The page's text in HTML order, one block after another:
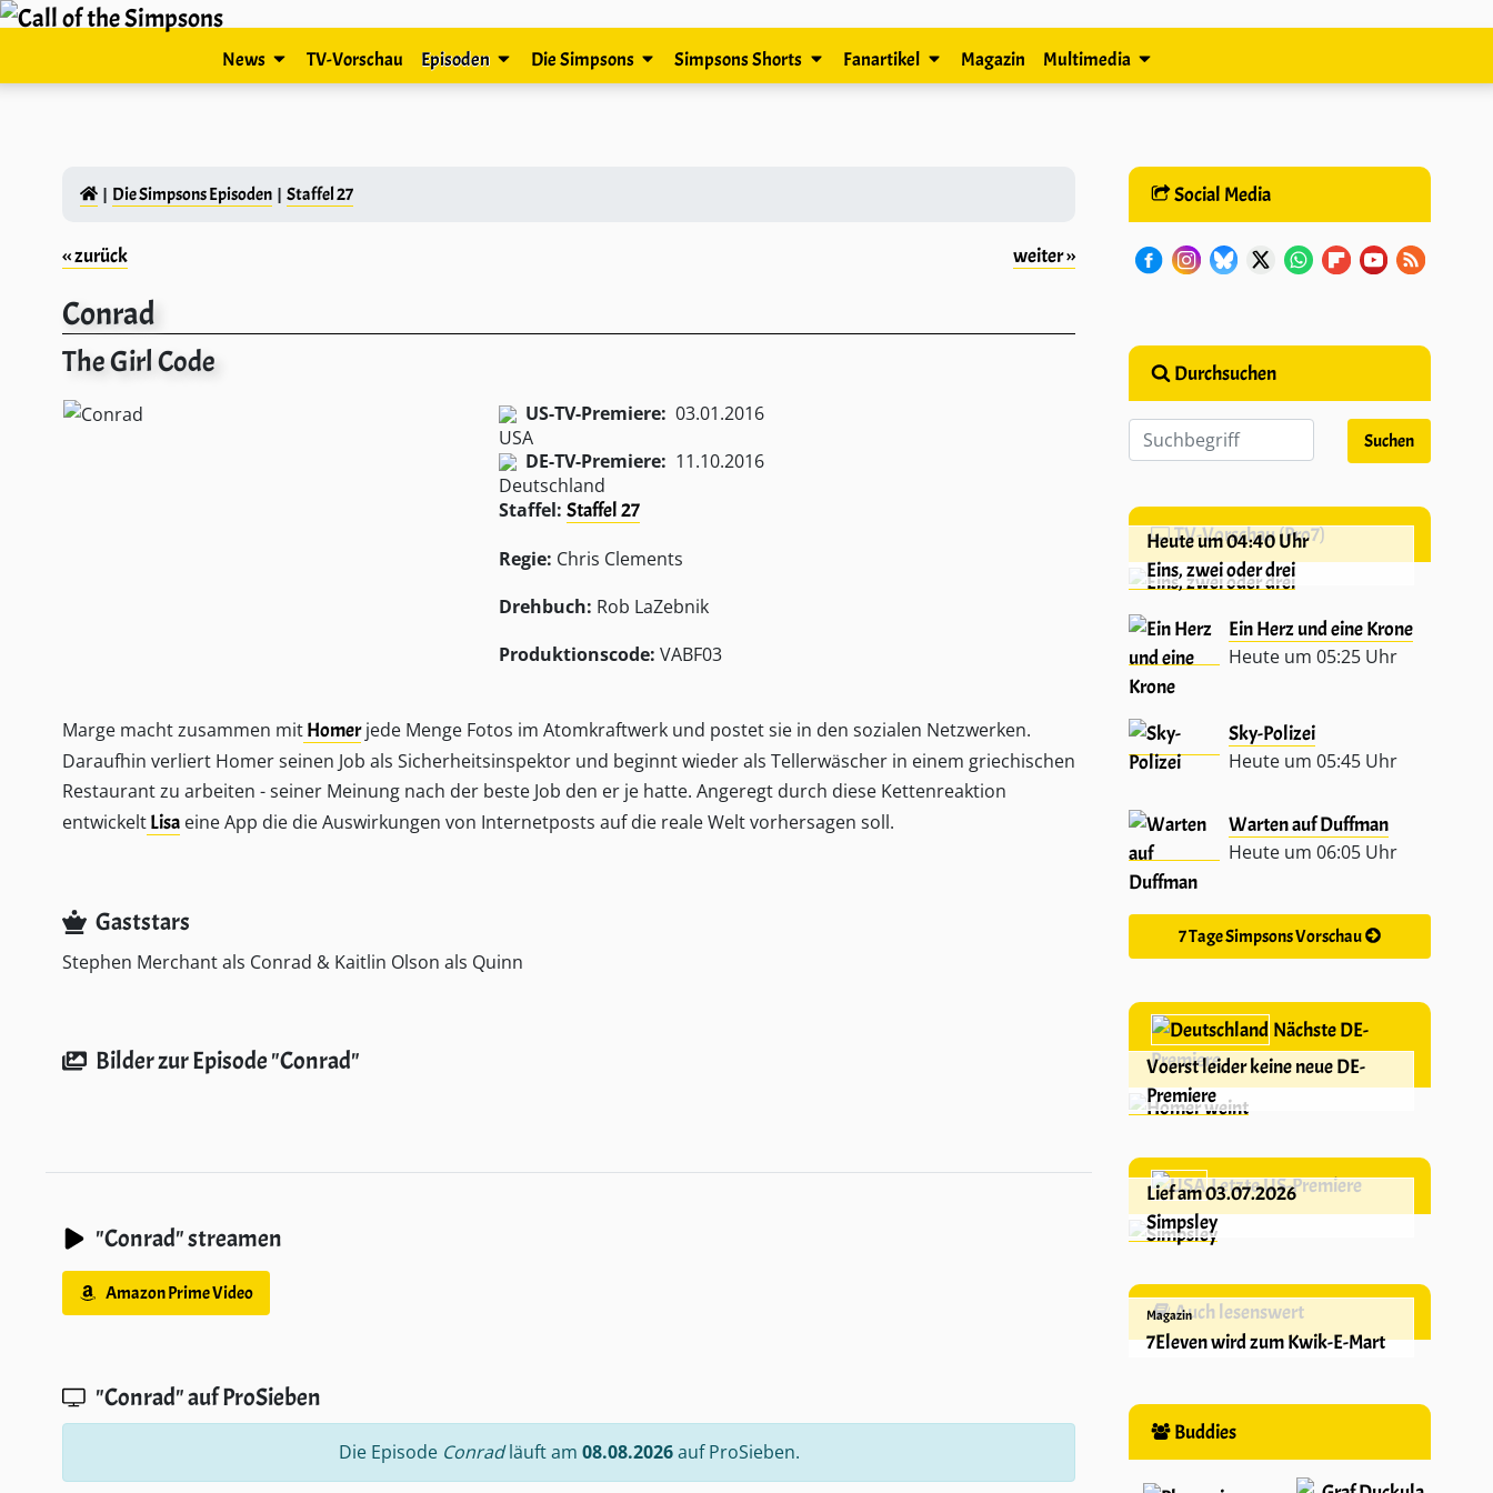
News TV-Vorschau Episoden Die Simpsons Simpsons Shorts Fanartikel Magazin Multimedia
Die Simpsons Episoden Staffel 27
‹‹ zurück weiter ››
Conrad
The Girl Code
US-TV-Premiere: 03.01.2016
DE-TV-Premiere: 11.10.2016
Staffel: Staffel 27
Regie: Chris Clements
Drehbuch: Rob LaZebnik
Produktionscode: VABF03
Marge macht zusammen mitHomerjede Menge Fotos im Atomkraftwerk und postet sie in den sozialen Netzwerken.
Daraufhin verliert Homer seinen Job als Sicherheitsinspektor und beginnt wieder als Tellerwäscher in einem griechischen
Restaurant zu arbeiten - seiner Meinung nach der beste Job den er je hatte. Angeregt durch diese Kettenreaktion
entwickeltLisa eine App die die Auswirkungen von Internetposts auf die reale Welt vorhersagen soll.
Gaststars
Stephen Merchant als Conrad & Kaitlin Olson als Quinn
Bilder zur Episode "Conrad"
"Conrad" streamen
Amazon Prime Video
"Conrad" auf ProSieben
Die Episode Conradläuft am 08.08.2026auf ProSieben.
Social Media
Durchsuchen
TV-Vorschau (Pro7)
Heute um 04:40 Uhr
Eins, zwei oder drei
Ein Herz und eine Krone
Heute um 05:25 Uhr
Sky-Polizei
Heute um 05:45 Uhr
Warten auf Duffman
Heute um 06:05 Uhr
7 Tage Simpsons Vorschau
Nächste DE-
Premiere
Voerst leider keine neue DE-
Premiere
Letzte US-Premiere
Lief am 03.07.2026
Simpsley
Auch lesenswert
Magazin
7Eleven wird zum Kwik-E-Mart
Buddies